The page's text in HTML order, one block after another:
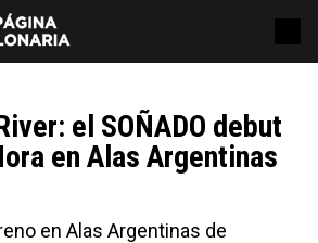
el SOÑADO debut
en Alas Argentinas
en Alas Argentinas de